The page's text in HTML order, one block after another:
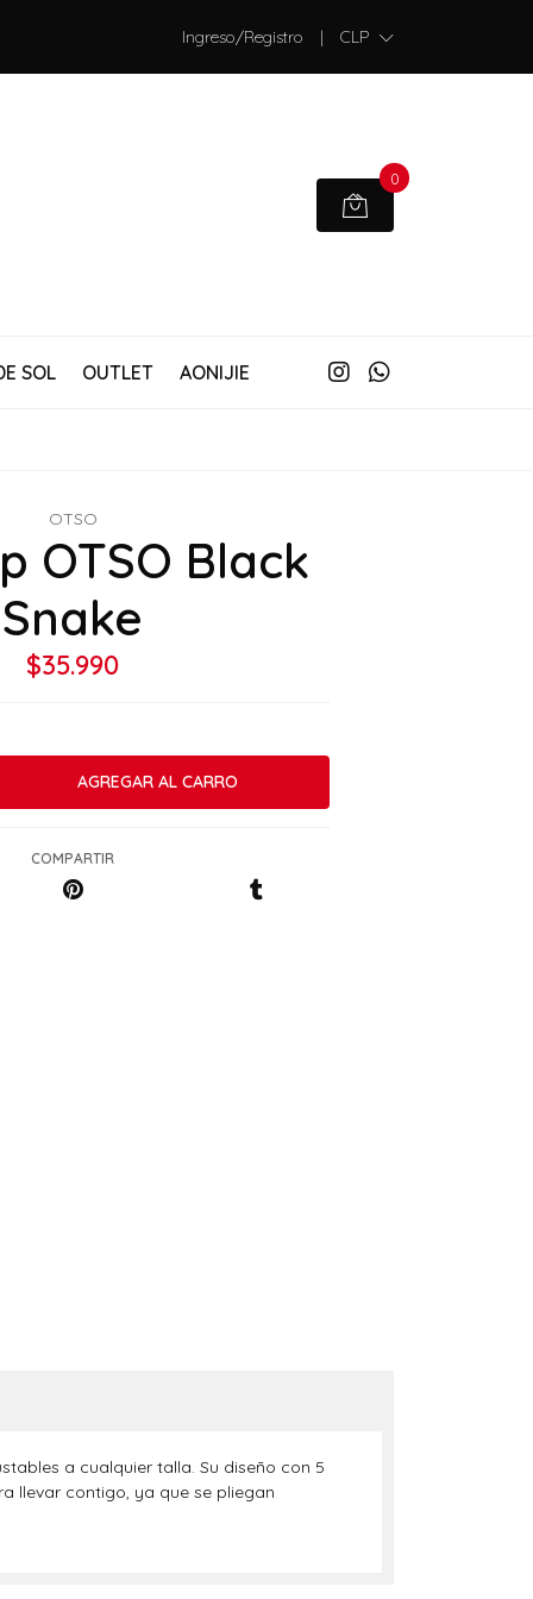
Ingreso/Registro | CLP
0
SOL OUTLET AONIJIE
OTSO
OTSO Black
Snake
$35.990
COMPARTIR
a cualquier talla. Su diseño con 5
llevar contigo, ya que se pliegan